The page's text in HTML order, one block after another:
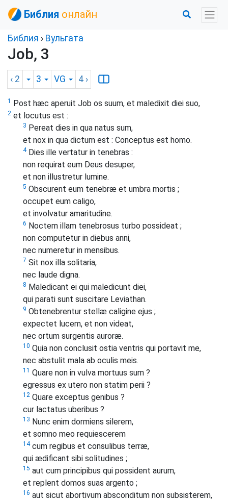
Библия онлайн
Библия › Вульгата
Job, 3
‹ 2 3 VG 4 ›
1 Post hæc aperuit Job os suum, et maledixit diei suo,
2 et locutus est :
3 Pereat dies in qua natus sum,
et nox in qua dictum est : Conceptus est homo.
4Dies ille vertatur in tenebras :
non requirat eum Deus desuper,
et non illustretur lumine.
5 Obscurent eum tenebræ et umbra mortis ;
occupet eum caligo,
et involvatur amaritudine.
6 Noctem illam tenebrosus turbo possideat ;
non computetur in diebus anni,
nec numeretur in mensibus.
7 Sit nox illa solitaria,
nec laude digna.
8 Maledicant ei qui maledicunt diei,
qui parati sunt suscitare Leviathan.
9 Obtenebrentur stellæ caligine ejus ;
expectet lucem, et non videat,
nec ortum surgentis auroræ.
10 Quia non conclusit ostia ventris qui portavit me,
nec abstulit mala ab oculis meis.
11 Quare non in vulva mortuus sum ?
egressus ex utero non statim perii ?
12 Quare exceptus genibus ?
cur lactatus uberibus ?
13 Nunc enim dormiens silerem,
et somno meo requiescerem
14cum regibus et consulibus terræ,
qui ædificant sibi solitudines ;
15 aut cum principibus qui possident aurum,
et replent domos suas argento ;
16 aut sicut abortivum absconditum non subsisterem,